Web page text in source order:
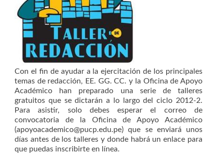
Con el fin de ayudar a la ejercitación de los principales
temas de redacción, EE. GG. CC. y la Oficina de Apoyo
Académico han preparado una serie de talleres
gratuitos que se dictarán a lo largo del ciclo 2012-2.
Para asistir, solo debes esperar el correo de
convocatoria de la Oficina de Apoyo Académico
(apoyoacademico@pucp.edu.pe) que se enviará unos
días antes de los talleres y donde habrá un enlace para
que puedas inscribirte en línea.